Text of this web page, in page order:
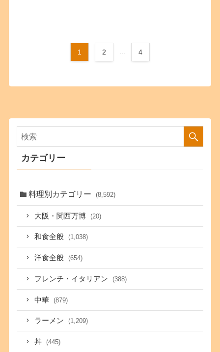
1 2 4
カテゴリー
料理別カテゴリー (8,592)
大阪・関西万博 (20)
和食全般 (1,038)
洋食全般 (654)
フレンチ・イタリアン (388)
中華 (879)
ラーメン (1,209)
丼 (445)